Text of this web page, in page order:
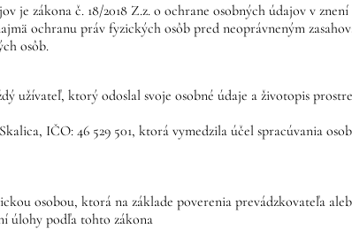
je zákona č. 18/2018 Z.z. o ochrane osobných údajov v
ochranu práv fyzických osôb pred neoprávneným
osôb.
užívateľ, ktorý odoslal svoje osobné údaje a životopis
IČO: 46 529 501, ktorá vymedzila účel spracúvania
osobou, ktorá na základe poverenia prevádzkovateľa
úlohy podľa tohto zákona